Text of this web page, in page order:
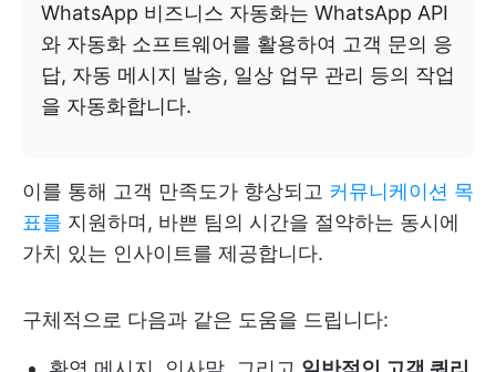
WhatsApp 비즈니스 자동화는 WhatsApp API
와 자동화 소프트웨어를 활용하여 고객 문의 응
답, 자동 메시지 발송, 일상 업무 관리 등의 작업
을 자동화합니다.
이를 통해 고객 만족도가 향상되고 커뮤니케이션 목
표를 지원하며, 바쁜 팀의 시간을 절약하는 동시에
가치 있는 인사이트를 제공합니다.
구체적으로 다음과 같은 도움을 드립니다: